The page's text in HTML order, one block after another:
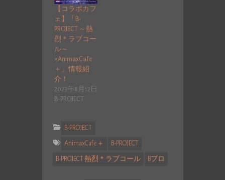
【コラボカフ
ェ】「B-
PROJECT ～熱
烈＊ラブコー
ル～
×AnimaxCafe
＋」情報紹
介！
2023年8月12日
B-PROJECT
B-PROJECT
AnimaxCafe＋ B-PROJECT
B-PROJECT 熱烈＊ラブコール Bプロ